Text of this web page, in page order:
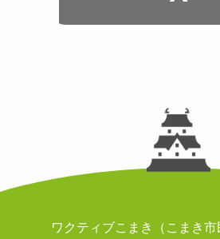
ワクティブこまき（こまき市